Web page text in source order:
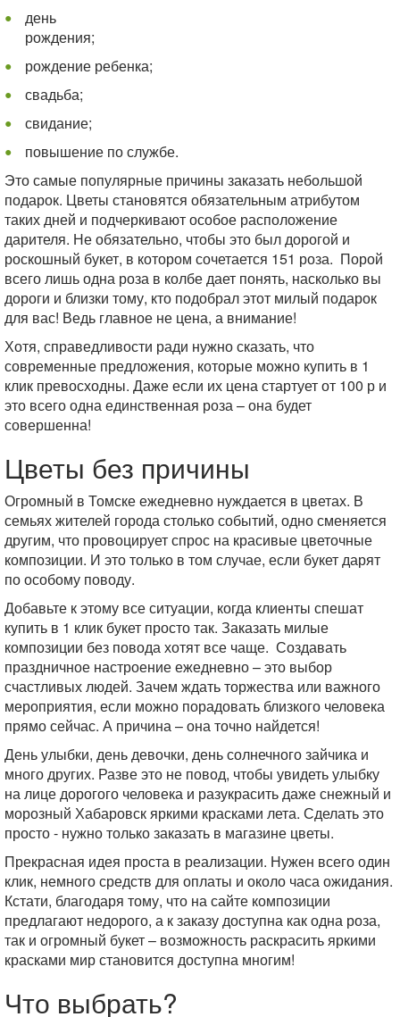
день
рождения;
рождение ребенка;
свадьба;
свидание;
повышение по службе.
Это самые популярные причины заказать небольшой
подарок. Цветы становятся обязательным атрибутом
таких дней и подчеркивают особое расположение
дарителя. Не обязательно, чтобы это был дорогой и
роскошный букет, в котором сочетается 151 роза. Порой
всего лишь одна роза в колбе дает понять, насколько вы
дороги и близки тому, кто подобрал этот милый подарок
для вас! Ведь главное не цена, а внимание!
Хотя, справедливости ради нужно сказать, что
современные предложения, которые можно купить в 1
клик превосходны. Даже если их цена стартует от 100 р и
это всего одна единственная роза – она будет
совершенна!
Цветы без причины
Огромный в Томске ежедневно нуждается в цветах. В
семьях жителей города столько событий, одно сменяется
другим, что провоцирует спрос на красивые цветочные
композиции. И это только в том случае, если букет дарят
по особому поводу.
Добавьте к этому все ситуации, когда клиенты спешат
купить в 1 клик букет просто так. Заказать милые
композиции без повода хотят все чаще. Создавать
праздничное настроение ежедневно – это выбор
счастливых людей. Зачем ждать торжества или важного
мероприятия, если можно порадовать близкого человека
прямо сейчас. А причина – она точно найдется!
День улыбки, день девочки, день солнечного зайчика и
много других. Разве это не повод, чтобы увидеть улыбку
на лице дорогого человека и разукрасить даже снежный и
морозный Хабаровск яркими красками лета. Сделать это
просто - нужно только заказать в магазине цветы.
Прекрасная идея проста в реализации. Нужен всего один
клик, немного средств для оплаты и около часа ожидания.
Кстати, благодаря тому, что на сайте композиции
предлагают недорого, а к заказу доступна как одна роза,
так и огромный букет – возможность раскрасить яркими
красками мир становится доступна многим!
Что выбрать?